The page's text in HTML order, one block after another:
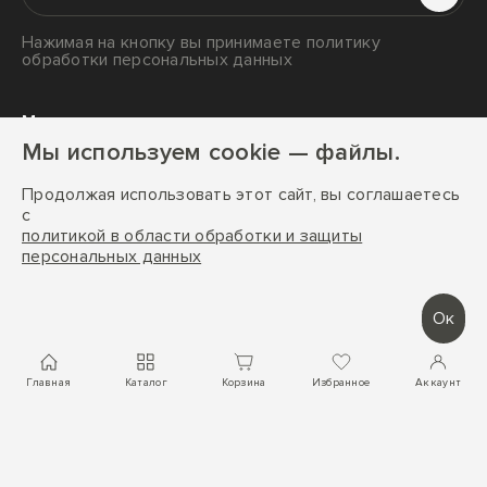
Гигрометры
Обогреватели
Вентиляторы
Аксессуары
Ароматы для дома
Сервис
Оплата
Нажимая на кнопку вы принимаете политику
обработки персональных данных
Мы в социальных сетях и мессенджерах
Главная Каталог Корзина Избранное Аккаунт
Мы используем cookie — файлы.
Продолжая использовать этот сайт, вы соглашаетесь
с
политикой в области обработки и защиты
персональных данных
Ок